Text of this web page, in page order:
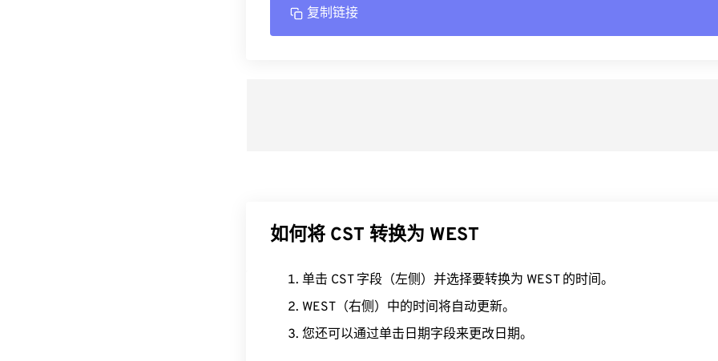
复制链接
如何将 CST 转换为 WEST
单击 CST 字段（左侧）并选择要转换为 WEST 的时间。
WEST（右侧）中的时间将自动更新。
您还可以通过单击日期字段来更改日期。